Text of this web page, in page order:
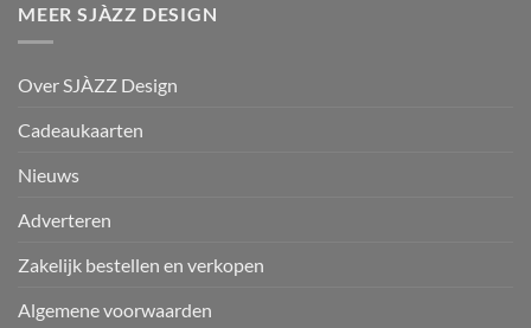
MEER SJÀZZ DESIGN
Over SJÀZZ Design
Cadeaukaarten
Nieuws
Adverteren
Zakelijk bestellen en verkopen
Algemene voorwaarden